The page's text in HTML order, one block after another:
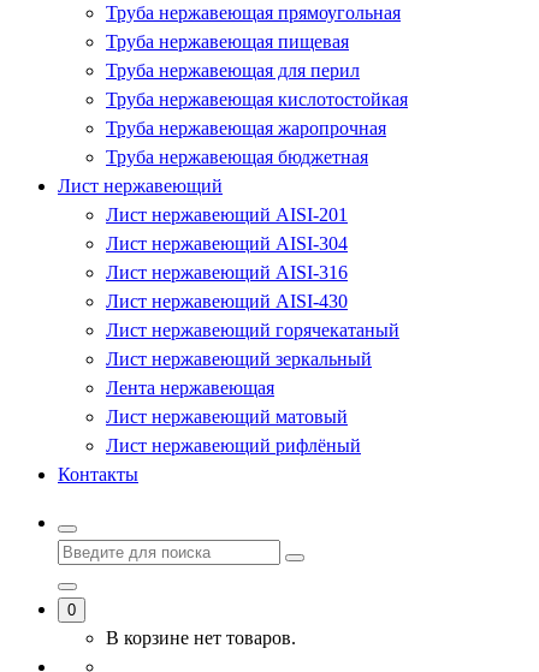
Труба нержавеющая прямоугольная
Труба нержавеющая пищевая
Труба нержавеющая для перил
Труба нержавеющая кислотостойкая
Труба нержавеющая жаропрочная
Труба нержавеющая бюджетная
Лист нержавеющий
Лист нержавеющий AISI-201
Лист нержавеющий AISI-304
Лист нержавеющий AISI-316
Лист нержавеющий AISI-430
Лист нержавеющий горячекатаный
Лист нержавеющий зеркальный
Лента нержавеющая
Лист нержавеющий матовый
Лист нержавеющий рифлёный
Контакты
0
В корзине нет товаров.